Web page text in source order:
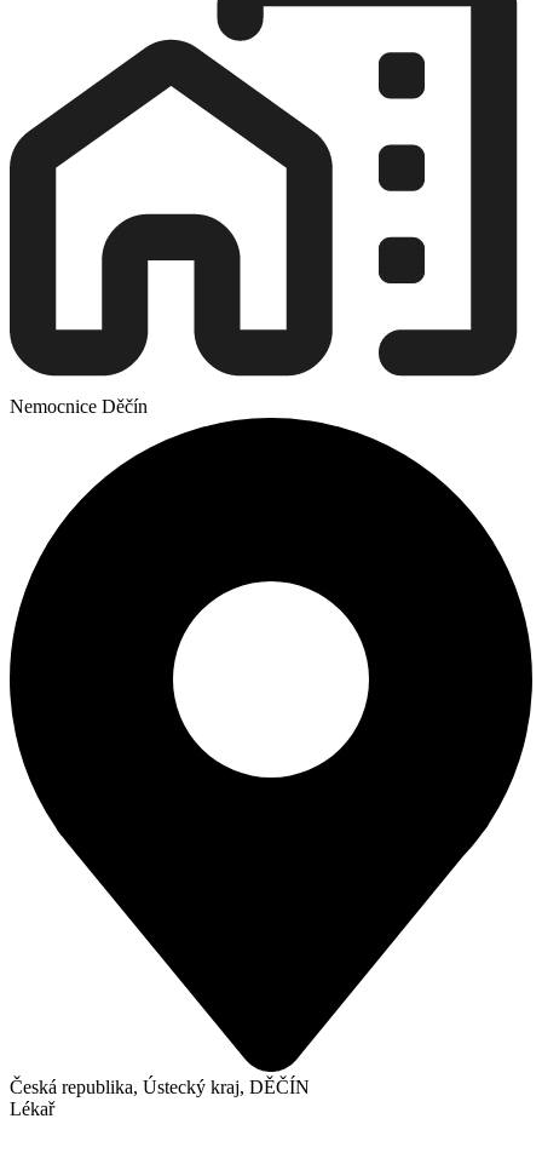
Nemocnice Děčín
Česká republika, Ústecký kraj, DĚČÍN
Lékař